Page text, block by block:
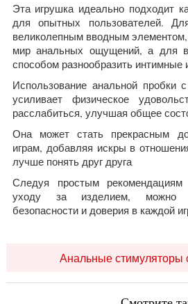
Эта игрушка идеально подходит
для опытных пользователей.
великолепным вводным
мир анальных ощущений, а для
способом разнообразить интимные
Использование анальной пробки
усиливает физическое
расслабиться, улучшая общее
Она может стать прекрасным
играм, добавляя искры в
лучше понять друг друга
Следуя простым
уходу за изделием, можно
безопасности и доверия в каждой
Анальные стимуляторы